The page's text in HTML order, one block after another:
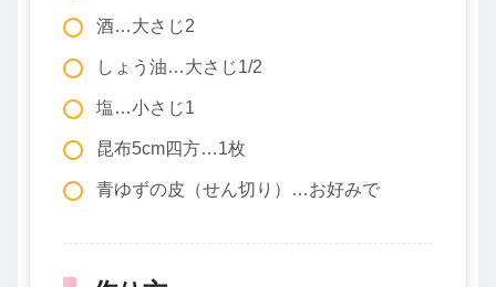
酒…大さじ2
しょう油…大さじ1/2
塩…小さじ1
昆布5cm四方…1枚
青ゆずの皮（せん切り）…お好みで